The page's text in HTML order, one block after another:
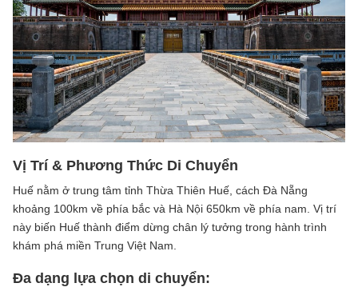
Vị Trí & Phương Thức Di Chuyển
Huế nằm ở trung tâm tỉnh Thừa Thiên Huế, cách Đà Nẵng
khoảng 100km về phía bắc và Hà Nội 650km về phía nam. Vị trí
này biến Huế thành điểm dừng chân lý tưởng trong hành trình
khám phá miền Trung Việt Nam.
Đa dạng lựa chọn di chuyển: